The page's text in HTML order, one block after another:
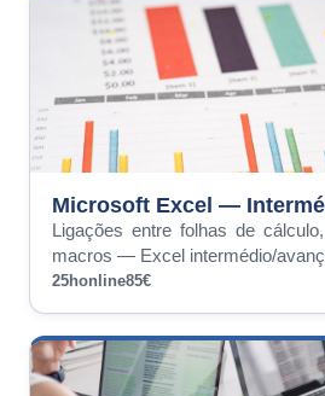
Microsoft Excel —
Ligações entre folhas de
macros — Excel intermédio/
25honline85€